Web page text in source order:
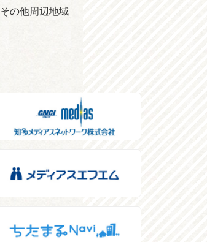
その他周辺地域